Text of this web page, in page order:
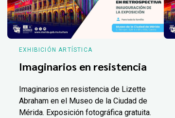
EXHIBICIÓN ARTÍSTICA
Imaginarios en resistencia
Imaginarios en resistencia de Lizette
Abraham en el Museo de la Ciudad de
Mérida. Exposición fotográfica gratuita.